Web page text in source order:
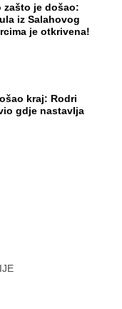
zašto je došao:
iz Salahovog
je otkrivena!
kraj: Rodri
gdje nastavlja